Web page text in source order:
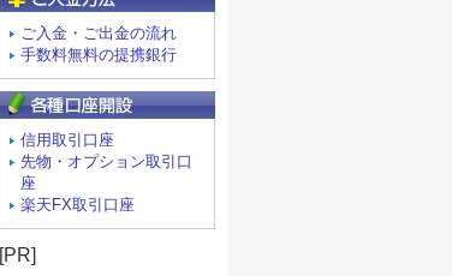
ご入金・ご出金の流れ
手数料無料の提携銀行
信用取引口座
先物・オプション取引口
座
楽天FX取引口座
[PR]